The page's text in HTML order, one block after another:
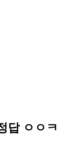
답 ㅇㅇㅋ